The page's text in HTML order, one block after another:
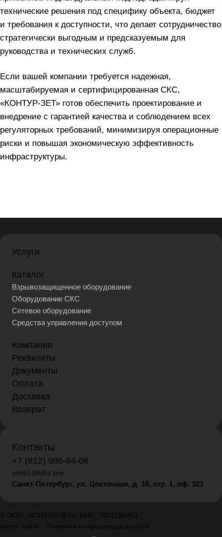
технические решения под специфику объекта, бюджет
и требования к доступности, что делает сотрудничество
стратегически выгодным и предсказуемым для
руководства и технических служб.
Если вашей компании требуется надежная,
масштабируемая и сертифицированная СКС,
«КОНТУР-ЗЕТ» готов обеспечить проектирование и
внедрение с гарантией качества и соблюдением всех
регуляторных требований, минимизируя операционные
риски и повышая экономическую эффективность
инфраструктуры.
Услуги
Каталог
Взрывозащищенное оборудование
Оборудование СКС
Сетевое оборудование
Средства управления доступом
Компания
Реквизиты
Документы
Оплата
Доставка
Возврат
Контакты
+7 (812) 986-64-06
snab1@tdkz.pro
Санкт-Петербург, ул. Цветочная, д. 16, стр. 1, оф. 321
© ООО «КОНТУР-ЗЕТ», ИНН: 7801295461
Карта сайта - Политика конфиденциальности